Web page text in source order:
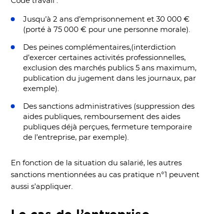
Jusqu’à 2 ans d’emprisonnement et 30 000 €
(porté à 75 000 € pour une personne morale).
Des peines complémentaires,(interdiction
d’exercer certaines activités professionnelles,
exclusion des marchés publics 5 ans maximum,
publication du jugement dans les journaux, par
exemple).
Des sanctions administratives (suppression des
aides publiques, remboursement des aides
publiques déjà perçues, fermeture temporaire
de l’entreprise, par exemple).
En fonction de la situation du salarié, les autres
sanctions mentionnées au cas pratique n°1 peuvent
aussi s’appliquer.